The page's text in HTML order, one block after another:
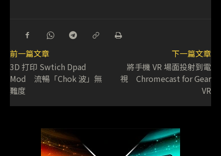
前一篇文章
3D 打印 Swtich Dpad
Mod 流暢「Chok 波」無
難度
下一篇文章
將手機 VR 場面投射到電
視 Chromecast for Gear
VR